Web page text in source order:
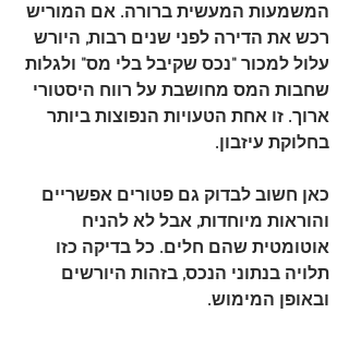
המשמעות המעשית ברורה. אם המוריש
רכש את הדירה לפני שנים רבות, היורש
עלול למכור "נכס שקיבל בלי מס" ולגלות
שחבות המס מחושבת על רווח היסטורי
ארוך. זו אחת הטעויות הנפוצות ביותר
בחלוקת עיזבון.
כאן חשוב לבדוק גם פטורים אפשריים
והוראות מיוחדות, אבל לא להניח
אוטומטית שהם חלים. כל בדיקה כזו
תלויה בנתוני הנכס, בזהות היורשים
ובאופן המימוש.